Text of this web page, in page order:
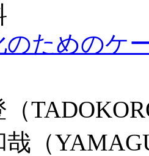
のためのケ
（